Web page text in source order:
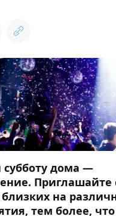
субботу дома —
Приглашайте
на
тем более, что